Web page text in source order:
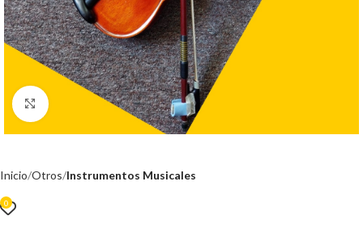
Clic para ampliar
Inicio Otros Instrumentos Musicales
0